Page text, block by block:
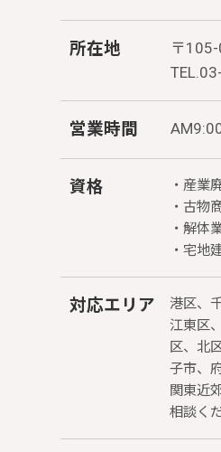
所在地 〒
営業時間
資格
・産業
・古物
・解体
・宅地
対応エリア
港区、
江東区
区、北
子市、
関東近
相談く